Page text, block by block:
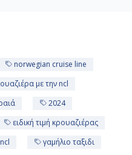
Πειραιάς, Ελλάδα
Αποβίβαση
norwegian cruise line
με την ncl
2024
ειδική τιμή κρουαζιέρας
ncl
γαμήλιο ταξιδι